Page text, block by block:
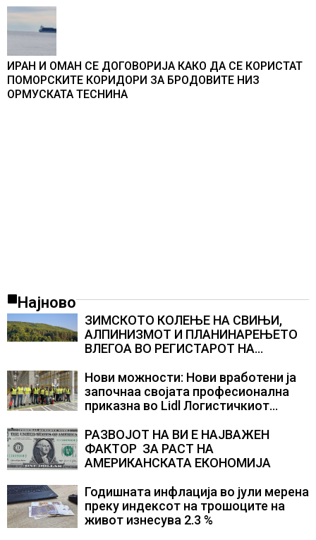
ИРАН И ОМАН СЕ ДОГОВОРИЈА КАКО ДА СЕ КОРИСТАТ
ПОМОРСКИТЕ КОРИДОРИ ЗА БРОДОВИТЕ НИЗ
ОРМУСКАТА ТЕСНИНА
Најново
ЗИМСКОТО КОЛЕЊЕ НА СВИЊИ,
АЛПИНИЗМОТ И ПЛАНИНАРЕЊЕТО
ВЛЕГОА ВО РЕГИСТАРОТ НА
СЛОВЕНИЈА
Нови можности: Нови вработени ја
започнаа својата професионална
приказна во Lidl Логистичкиот
РАЗВОЈОТ НА ВИ Е НАЈВАЖЕН
ФАКТОР ЗА РАСТ НА
АМЕРИКАНСКАТА ЕКОНОМИЈА
Годишната инфлација во јули мерена
преку индексот на трошоците на
живот изнесува 2.3 %